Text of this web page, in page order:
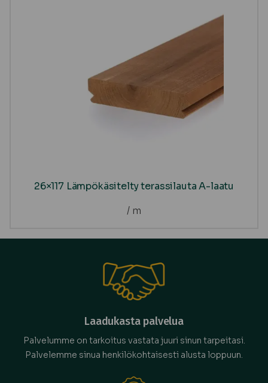
26×117 Lämpökäsitelty terassilauta A-laatu
/ m
Laadukasta palvelua
Palvelumme on tarkoitus vastata juuri sinun tarpeitasi.
Palvelemme sinua henkilökohtaisesti alusta loppuun.